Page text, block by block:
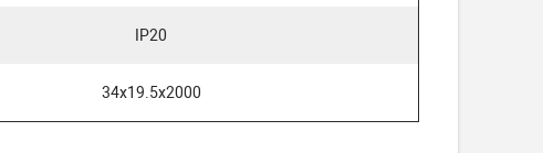
IP20
34х19.5х2000